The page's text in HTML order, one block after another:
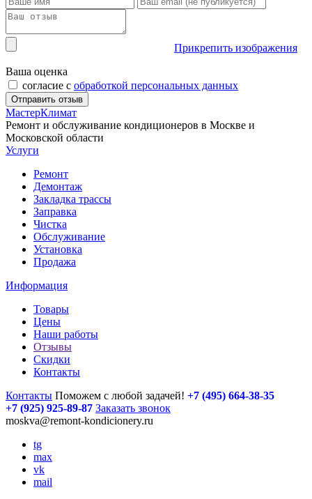
Прикрепить изображения
Ваша оценка
согласие с обработкой персональных данных
МастерКлимат
Ремонт и обслуживание кондиционеров в Москве и
Московской области
Услуги
Ремонт
Демонтаж
Закладка трассы
Заправка
Чистка
Обслуживание
Установка
Продажа
Информация
Товары
Цены
Наши работы
Отзывы
Скидки
Контакты
Контакты Поможем с любой задачей! +7 (495) 664-38-35
+7 (925) 925-89-87 Заказать звонок
moskva@remont-kondicionery.ru
tg
max
vk
mail